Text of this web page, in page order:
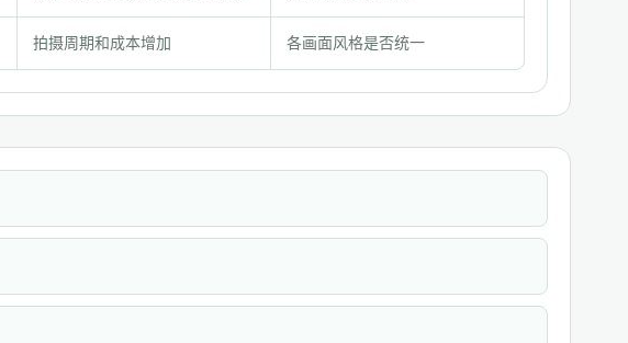
拍摄周期和成本增加 各画面风格是否统一